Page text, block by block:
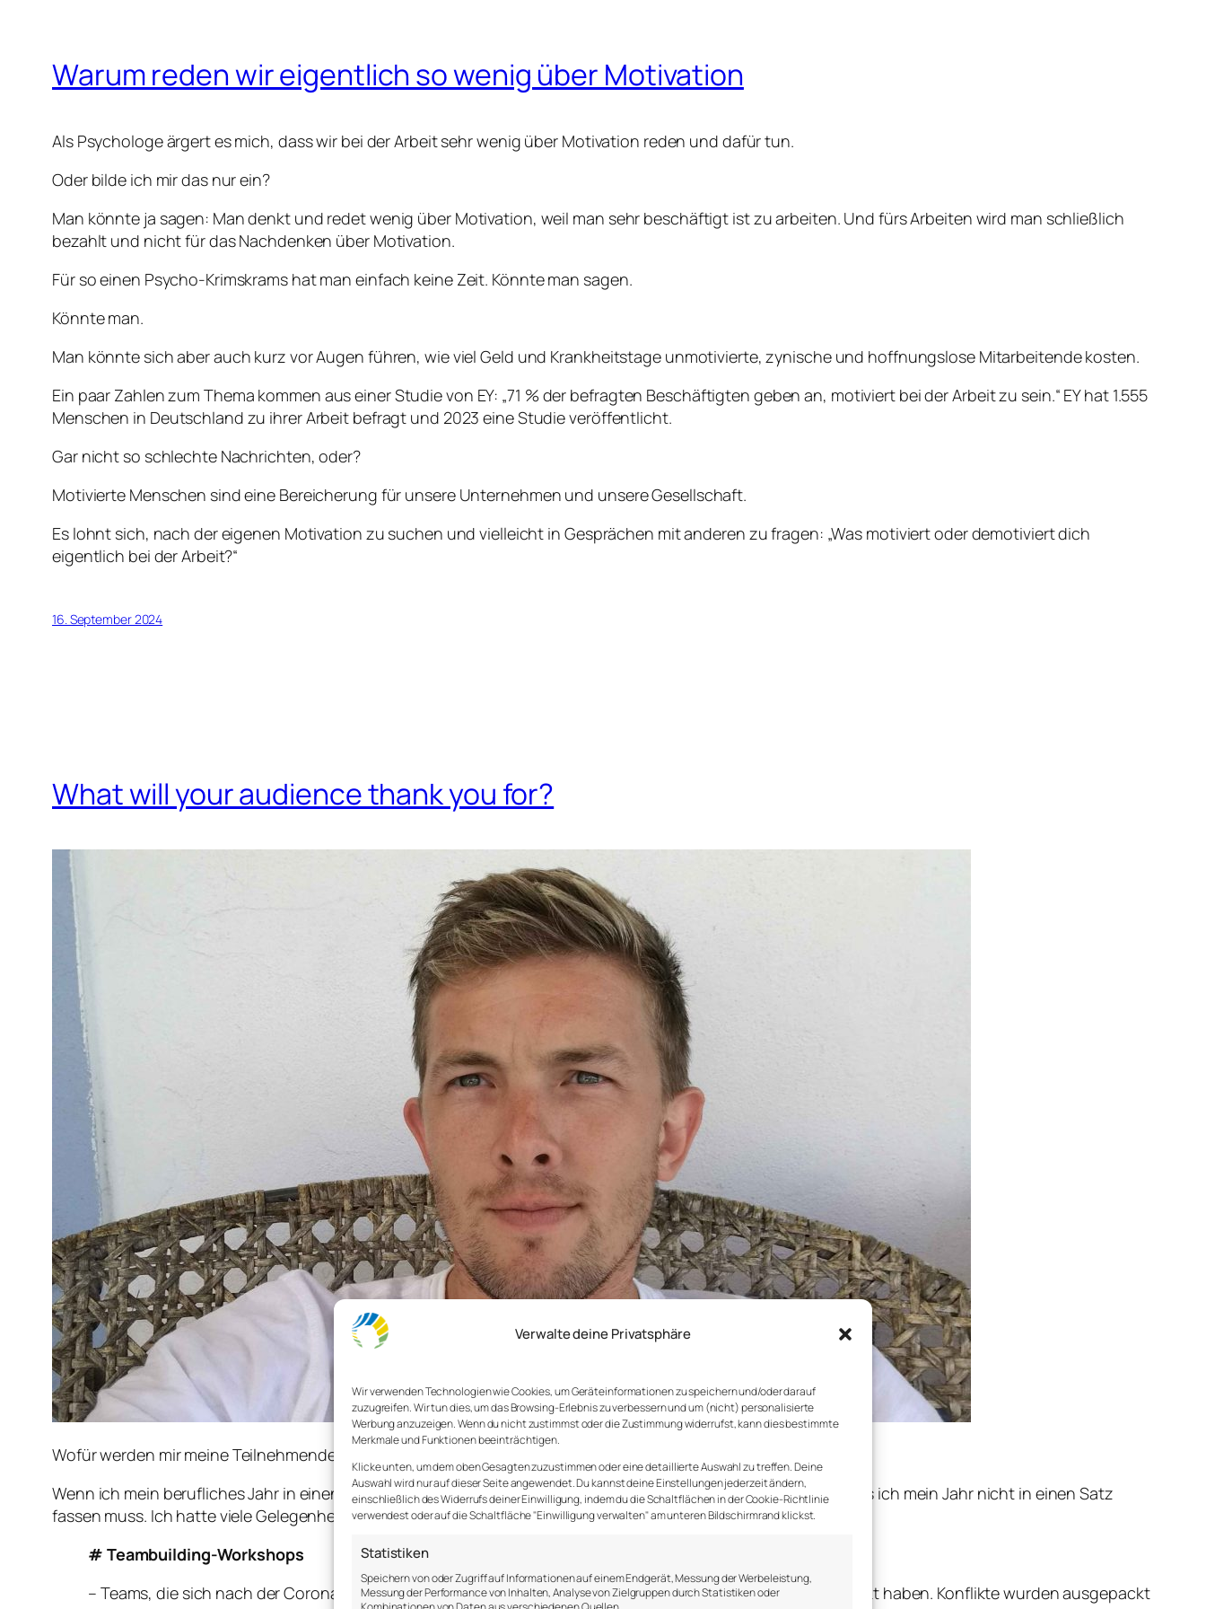
Verwalte deine Privatsphäre
Wir verwenden Technologien wie Cookies, um Geräteinformationen zu speichern und/oder darauf
zuzugreifen. Wir tun dies, um das Browsing-Erlebnis zu verbessern und um (nicht) personalisierte
Werbung anzuzeigen. Wenn du nicht zustimmst oder die Zustimmung widerrufst, kann dies bestimmte
Merkmale und Funktionen beeinträchtigen.
Klicke unten, um dem oben Gesagten zuzustimmen oder eine detaillierte Auswahl zu treffen. Deine
Auswahl wird nur auf dieser Seite angewendet. Du kannst deine Einstellungen jederzeit ändern,
einschließlich des Widerrufs deiner Einwilligung, indem du die Schaltflächen in der Cookie-Richtlinie
verwendest oder auf die Schaltfläche "Einwilligung verwalten" am unteren Bildschirmrand klickst.
Statistiken
Speichern von oder Zugriff auf Informationen auf einem Endgerät, Messung der Werbeleistung,
Messung der Performance von Inhalten, Analyse von Zielgruppen durch Statistiken oder
Warum reden wir eigentlich so wenig über Motivation
Als Psychologe ärgert es mich, dass wir bei der Arbeit sehr wenig über Motivation reden und dafür tun.
Oder bilde ich mir das nur ein?
Man könnte ja sagen: Man denkt und redet wenig über Motivation, weil man sehr beschäftigt ist zu arbeiten. Und fürs Arbeiten wird man schließlich
bezahlt und nicht für das Nachdenken über Motivation.
Für so einen Psycho-Krimskrams hat man einfach keine Zeit. Könnte man sagen.
Könnte man.
Man könnte sich aber auch kurz vor Augen führen, wie viel Geld und Krankheitstage unmotivierte, zynische und hoffnungslose Mitarbeitende kosten.
Ein paar Zahlen zum Thema kommen aus einer Studie von EY: „71 % der befragten Beschäftigten geben an, motiviert bei der Arbeit zu sein.“ EY hat 1.555
Menschen in Deutschland zu ihrer Arbeit befragt und 2023 eine Studie veröffentlicht.
Gar nicht so schlechte Nachrichten, oder?
Motivierte Menschen sind eine Bereicherung für unsere Unternehmen und unsere Gesellschaft.
Es lohnt sich, nach der eigenen Motivation zu suchen und vielleicht in Gesprächen mit anderen zu fragen: „Was motiviert oder demotiviert dich
eigentlich bei der Arbeit?“
16. September 2024
What will your audience thank you for?
Wofür werden mir meine Teilnehmenden danken? (
Wenn ich mein berufliches Jahr in einen Satz fassen müsste, dann würde es dieser Satz werden. Wie schön, dass ich mein Jahr nicht in einen Satz
fassen muss. Ich hatte viele Gelegenheiten, andere beim Wachstum zu unterstützen.
# Teambuilding-Workshops
– Teams, die sich nach der Corona-Pandemie intensiver kennengelernt und das Zusammenarbeiten gestärkt haben. Konflikte wurden ausgepackt